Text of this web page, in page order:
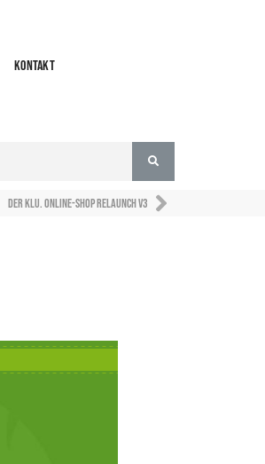
Kontakt
der KLU. Online-Shop Relaunch V3